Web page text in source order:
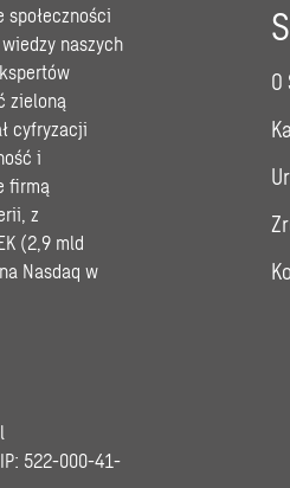
naszych
zieloną
cyfryzacji
i
firmą
z
(2,9 mld
Nasdaq w
522-000-41-